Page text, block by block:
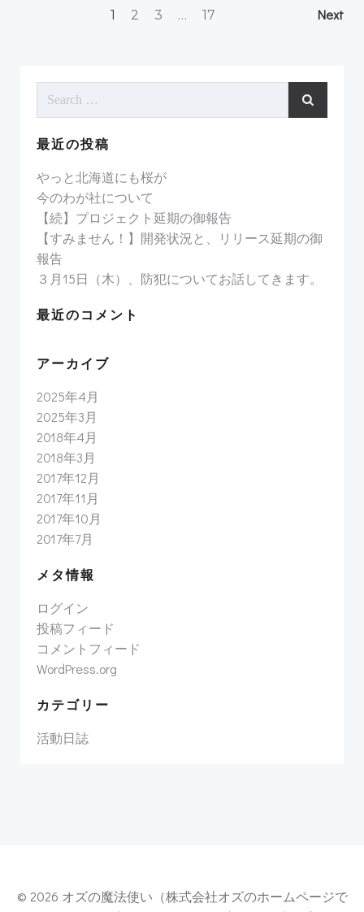
PostsPage
1 Page
2 Page
3 … Page
17 Next
Search
最近の投稿
やっと北海道にも桜が
今のわが社について
【続】プロジェクト延期の御報告
【すみません！】開発状況と、リリース延期の御
報告
３月15日（木）、防犯についてお話してきます。
最近のコメント
アーカイブ
2025年4月
2025年3月
2018年4月
2018年3月
2017年12月
2017年11月
2017年10月
2017年7月
メタ情報
ログイン
投稿フィード
コメントフィード
WordPress.org
カテゴリー
活動日誌
© 2026 オズの魔法使い（株式会社オズのホームページで